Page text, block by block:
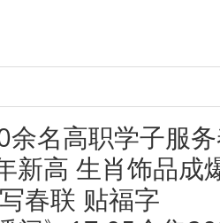
余名高职学子服
新高 生肖饰品成
春联 贴福字